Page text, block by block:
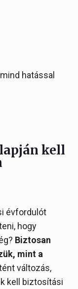
hatással
kell
évfordulót
hogy
Biztosan
mint a
változás,
kell biztosítási